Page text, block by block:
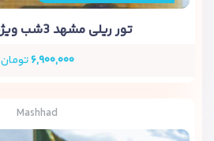
تور ریلی مشهد 3شب ویژه مرداد ماه
۶,۹۰۰,۰۰۰تومان
Mashhad